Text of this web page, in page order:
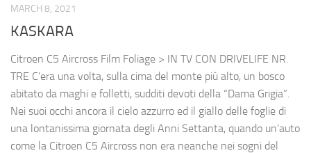
MARCH 8, 2021
KASKARA
Citroen C5 Aircross Film Foliage > IN TV CON DRIVELIFE NR.
TRE C’era una volta, sulla cima del monte più alto, un bosco
abitato da maghi e folletti, sudditi devoti della “Dama Grigia”.
Nei suoi occhi ancora il cielo azzurro ed il giallo delle foglie di
una lontanissima giornata degli Anni Settanta, quando un’auto
come la Citroen C5 Aircross non era neanche nei sogni del